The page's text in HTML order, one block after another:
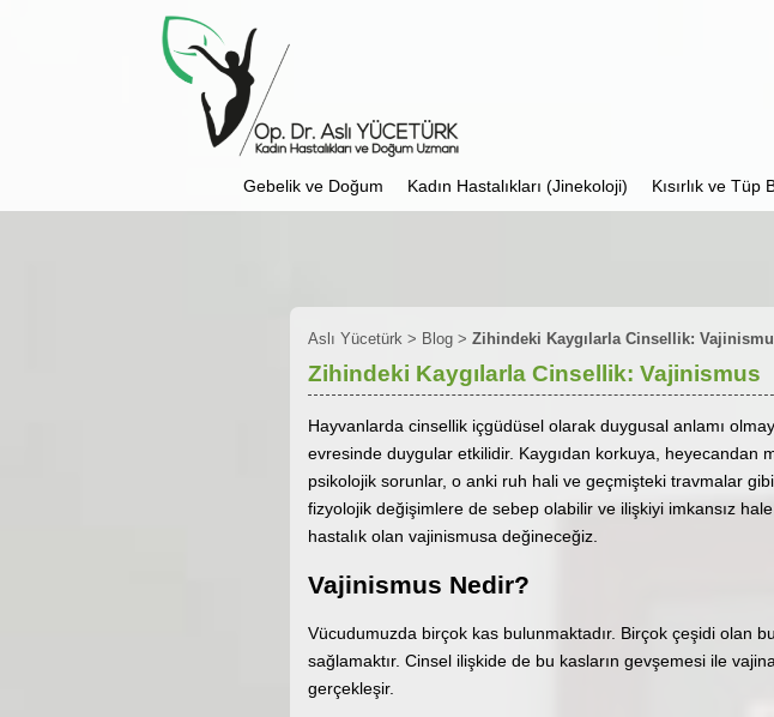
Gebelik ve Doğum Kadın Hastalıkları (Jinekoloji) Kısırlık ve Tüp
Aslı Yücetürk> Blog> Zihindeki Kaygılarla Cinsellik:
Zihindeki Kaygılarla Cinsellik: Vajinismus
Hayvanlarda cinsellik içgüdüsel olarak duygusal anlamı
evresinde duygular etkilidir. Kaygıdan korkuya, heyecandan
psikolojik sorunlar, o anki ruh hali ve geçmişteki travmalar
fizyolojik değişimlere de sebep olabilir ve ilişkiyi imkansız
hastalık olan vajinismusa değineceğiz.
Vajinismus Nedir?
Vücudumuzda birçok kas bulunmaktadır. Birçok çeşidi olan
sağlamaktır. Cinsel ilişkide de bu kasların gevşemesi ile
gerçekleşir.